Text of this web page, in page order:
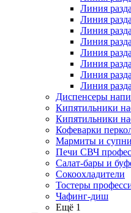
Линия
Линия
Линия
Линия
Линия
Линия
Линия
Линия
Диспенсеры
Кипятильники
Кипятильники
Кофеварки
Мармиты и
Печи СВЧ
Салат-бары и
Сокоохладители
Тостеры
Чафинг-диш
Ещё 1